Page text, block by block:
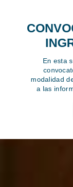
En esta
modalidad
a las